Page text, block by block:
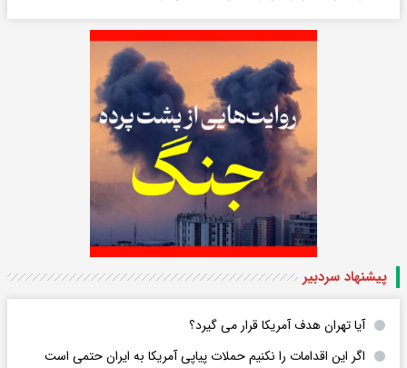
پیشنهاد سردبیر
آیا تهران هدف آمریکا قرار می گیرد؟
اگر این اقدامات را نکنیم حملات پیاپی آمریکا به ایران حتمی است